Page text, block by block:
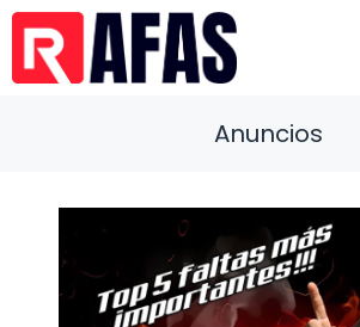
Saltar
contenido
Anuncios